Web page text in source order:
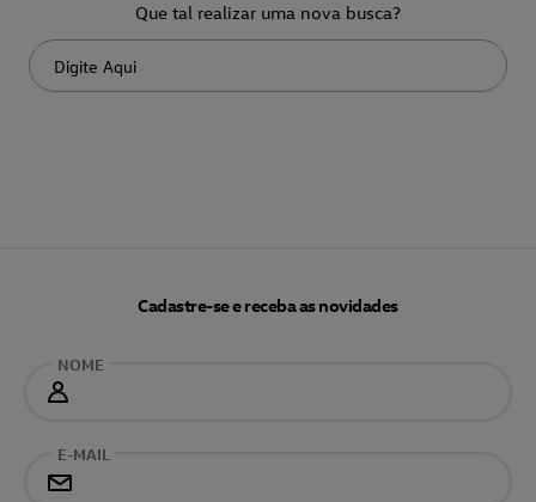
Que tal realizar uma nova busca?
Cadastre-se e receba as novidades
NOME
E-MAIL